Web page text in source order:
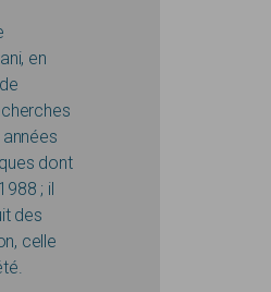
en
dont
; il
des
celle